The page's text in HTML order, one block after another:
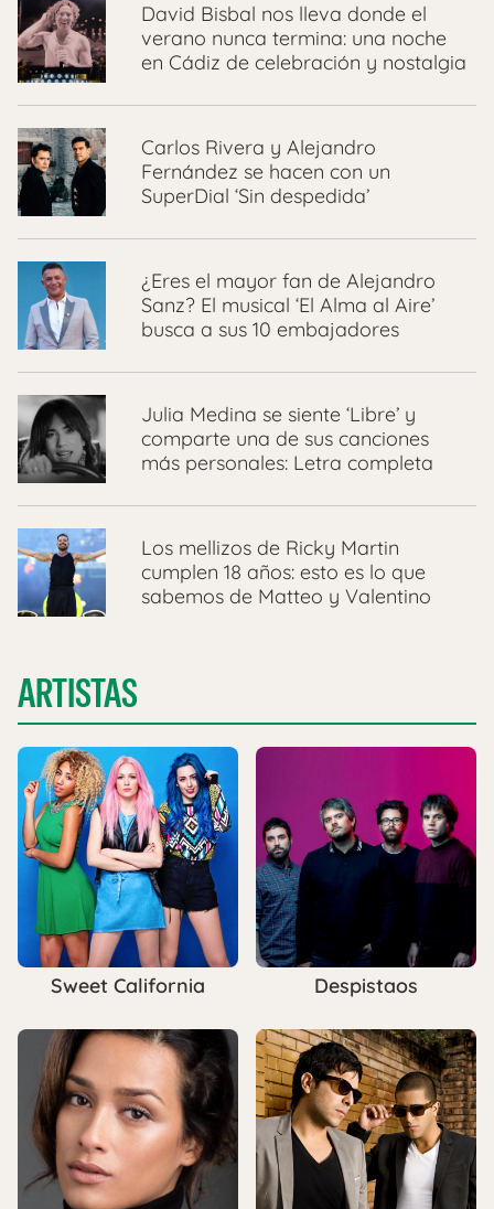
David Bisbal nos lleva donde el
verano nunca termina: una noche
en Cádiz de celebración y nostalgia
Carlos Rivera y Alejandro
Fernández se hacen con un
SuperDial ‘Sin despedida’
¿Eres el mayor fan de Alejandro
Sanz? El musical ‘El Alma al Aire’
busca a sus 10 embajadores
Julia Medina se siente ‘Libre’ y
comparte una de sus canciones
más personales: Letra completa
Los mellizos de Ricky Martin
cumplen 18 años: esto es lo que
sabemos de Matteo y Valentino
ARTISTAS
Sweet California Despistaos